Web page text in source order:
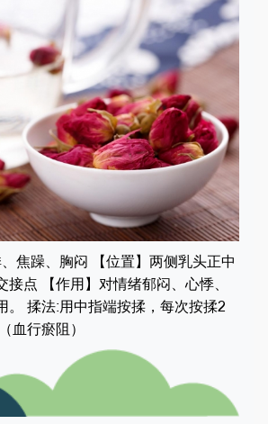
焦躁、胸闷 【位置】两侧乳头正中
接点 【作用】对情绪郁闷、心悸、
。 揉法:用中指端按揉，每次按揉2
血行瘀阻）